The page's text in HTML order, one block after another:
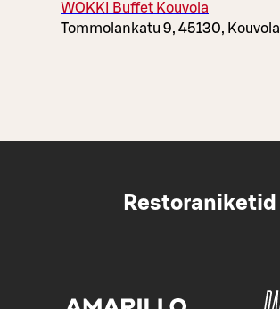
WOKKI Buffet Kouvola
Tommolankatu 9, 45130, Kouvola
Restoraniketid